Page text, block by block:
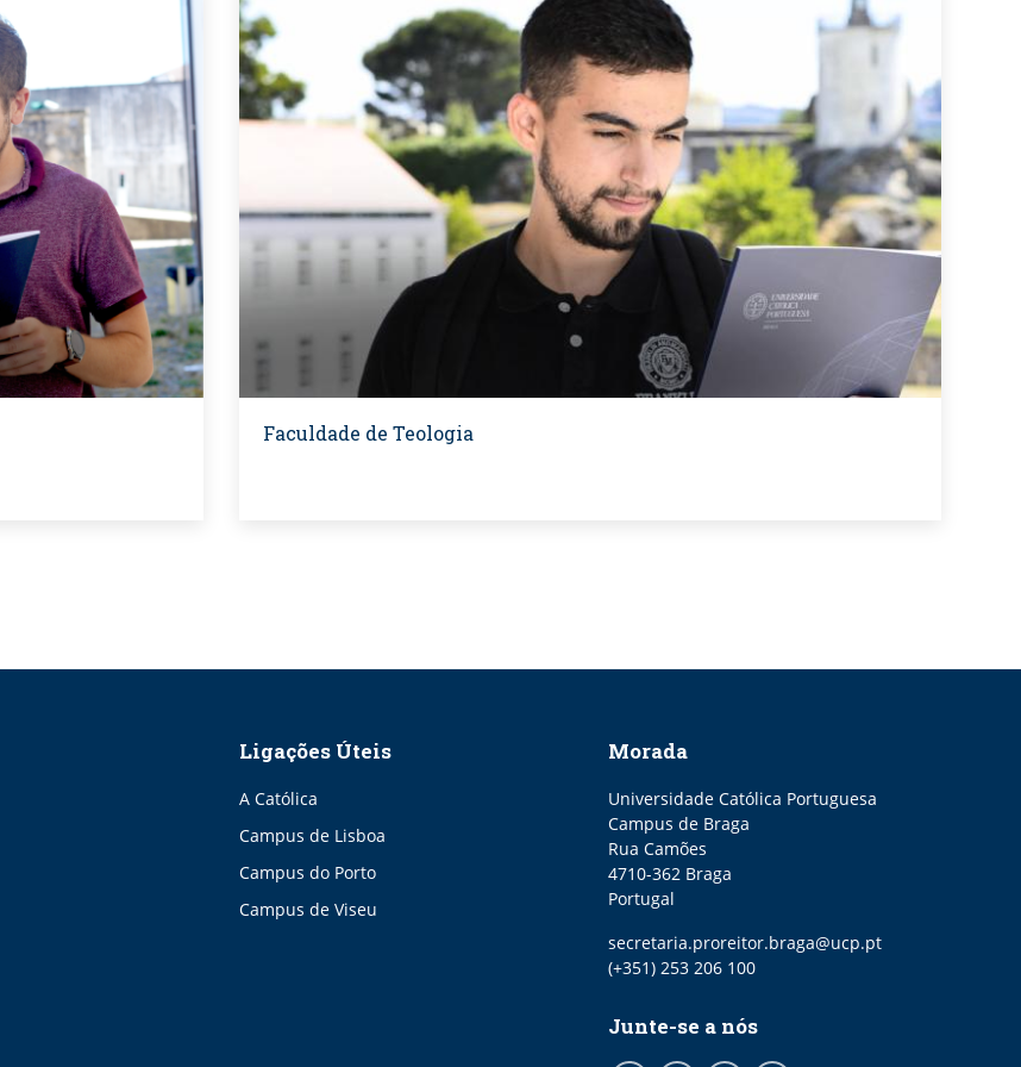
Faculdade de Teologia
Ligações Úteis
A Católica
Campus de Lisboa
Campus do Porto
Campus de Viseu
Morada
Universidade Católica Portuguesa
Campus de Braga
Rua Camões
4710-362 Braga
Portugal
Email
secretaria.proreitor.braga@ucp.pt
Telefone
(+351) 253 206 100
Junte-se a nós